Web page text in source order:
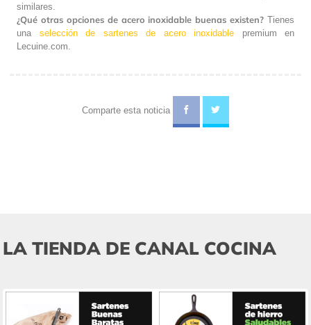
similares.
¿Qué otras opciones de acero inoxidable buenas existen? Tienes
una selección de sartenes de acero inoxidable premium en
Lecuine.com.
Comparte esta noticia
LA TIENDA DE CANAL COCINA